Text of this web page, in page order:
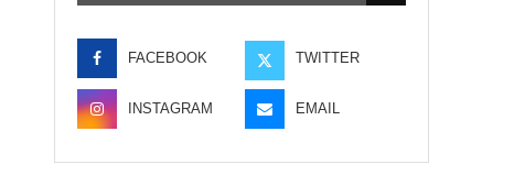
FACEBOOK TWITTER
INSTAGRAM EMAIL